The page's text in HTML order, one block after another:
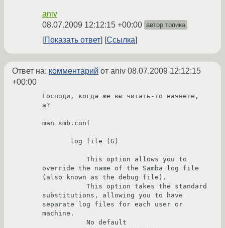
aniv
08.07.2009 12:12:15 +00:00 автор топика
Показать ответ Ссылка
Ответ на: комментарий от aniv 08.07.2009 12:12:15
+00:00
Господи, когда же вы читать-то начнете,
а?
man smb.conf
override the name of the Samba log file
(also known as the debug file).
substitutions, allowing you to have
separate log files for each user or
machine.